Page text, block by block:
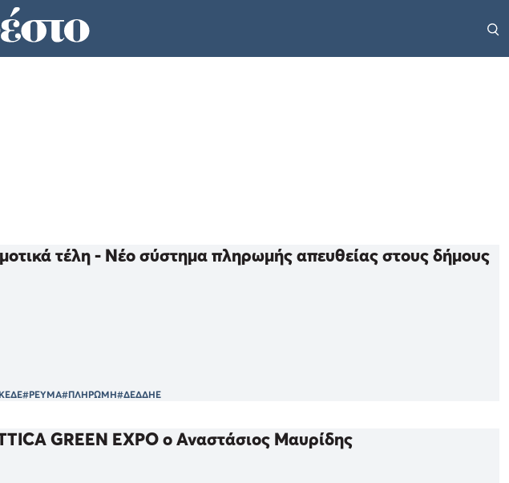
τέλη - Νέο σύστημα πληρωμής απευθείας στους δήμους
#ΡΕΥΜΑ#ΠΛΗΡΩΜΗ#ΔΕΔΔΗΕ
GREEN EXPO ο Αναστάσιος Μαυρίδης